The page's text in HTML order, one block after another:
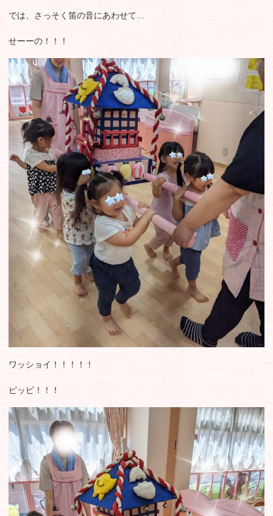
では、さっそく笛の音にあわせて…
せーーの！！！
ワッショイ！！！！！
ピッピ！！！